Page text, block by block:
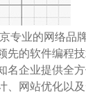
专业的网络品
先的软件编程
名企业提供全
网站优化以及